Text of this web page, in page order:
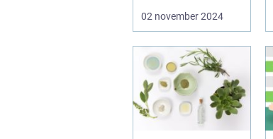
både mænd og kv...
02 november 2024